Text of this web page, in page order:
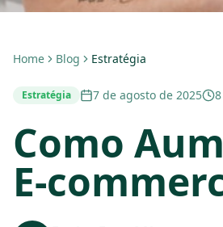
Home Blog Estratégia
Estratégia 7 de agosto de 2025
Como
E-